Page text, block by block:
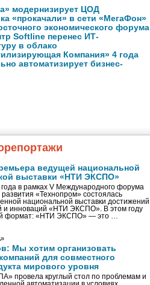
модернизирует ЦОД
«прокачали» в сети «МегаФон»
экономического форума
Softline перенес ИТ-
в облако
Компания» 4 года
автоматизирует бизнес-
ведущей национальной
выставки «НТИ ЭКСПО»
в рамках V Международного форума
развития «Технопром» состоялась
национальной выставки достижений
и инноваций «НТИ ЭКСПО». В этом году
формат: «НТИ ЭКСПО» — это …
Мы хотим организовать
для совместного
мирового уровня
провела круглый стол по проблемам и